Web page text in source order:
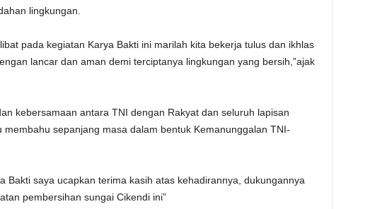
lingkungan.
pada kegiatan Karya Bakti ini marilah kita bekerja tulus dan ikhlas
lancar dan aman demi terciptanya lingkungan yang bersih,”ajak
kebersamaan antara TNI dengan Rakyat dan seluruh lapisan
membahu sepanjang masa dalam bentuk Kemanunggalan TNI-
Bakti saya ucapkan terima kasih atas kehadirannya, dukungannya
pembersihan sungai Cikendi ini”